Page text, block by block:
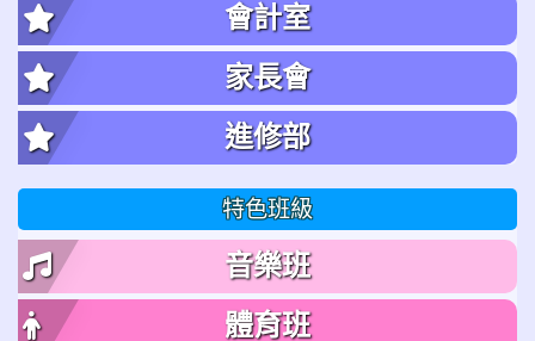
會計室
家長會
進修部
特色班級
音樂班
體育班